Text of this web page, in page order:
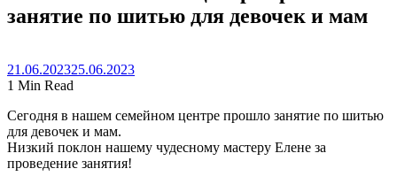
занятие по шитью для девочек и мам
21.06.202325.06.2023
1 Min Read
Сегодня в нашем семейном центре прошло занятие по шитью
для девочек и мам.
Низкий поклон нашему чудесному мастеру Елене за
проведение занятия!